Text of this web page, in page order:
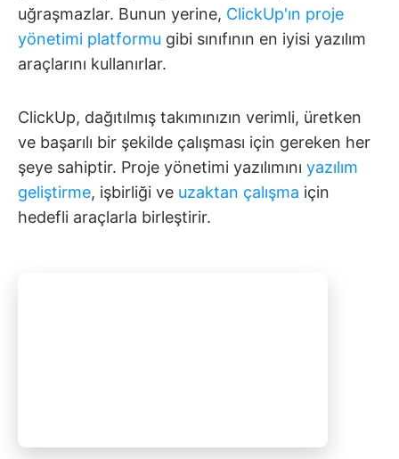
uğraşmazlar. Bunun yerine, ClickUp'ın proje
yönetimi platformu gibi sınıfının en iyisi yazılım
araçlarını kullanırlar.
ClickUp, dağıtılmış takımınızın verimli, üretken
ve başarılı bir şekilde çalışması için gereken her
şeye sahiptir. Proje yönetimi yazılımını yazılım
geliştirme, işbirliği ve uzaktan çalışma için
hedefli araçlarla birleştirir.